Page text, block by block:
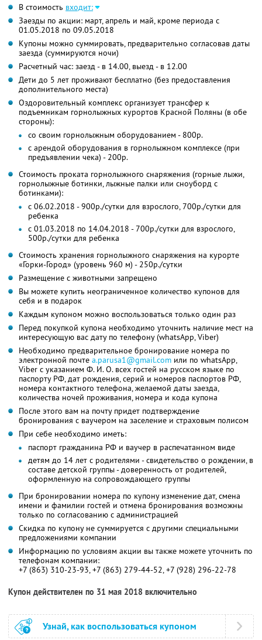
В стоимость входит:
Заезды по акции: март, апрель и май, кроме периода с
01.05.2018 по 09.05.2018
Купоны можно суммировать, предварительно согласовав даты
заезда (суммируются ночи)
Расчетный час: заезд - в 14.00, выезд - в 12.00
Дети до 5 лет проживают бесплатно (без предоставления
дополнительного места)
Оздоровительный комплекс организует трансфер к
подъемникам горнолыжных курортов Красной Поляны (в обе
стороны):
со своим горнолыжным оборудованием - 800р.
с арендой оборудования в горнолыжном комплексе (при
предъявлении чека) - 200р.
Стоимость проката горнолыжного снаряжения (горные лыжи,
горнолыжные ботинки, лыжные палки или сноуборд с
ботинками):
с 06.02.2018 - 900р./сутки для взрослого, 700р./сутки для
ребенка
с 01.03.2018 по 14.04.2018 - 700р./сутки для взрослого,
500р./сутки для ребенка
Стоимость хранения горнолыжного снаряжения на курорте
«Горки-Город» (уровень 960 м) - 250р./сутки
Размещение с животными запрещено
Вы можете купить неограниченное количество купонов для
себя и в подарок
Каждым купоном можно воспользоваться только один раз
Перед покупкой купона необходимо уточнить наличие мест на
интересующую вас дату по телефону (whatsApp, Viber)
Необходимо предварительное бронирование номера по
электронной почте a.parusa1@gmail.com или по whatsApp,
Viber с указанием Ф. И. О. всех гостей на русском языке по
паспорту РФ, дат рождения, серий и номеров паспортов РФ,
номера контактного телефона, желаемой даты заезда,
количества ночей проживания, номера и кода купона
После этого вам на почту придет подтверждение
бронирования с ваучером на заселение и страховым полисом
При себе необходимо иметь:
паспорт гражданина РФ и ваучер в распечатанном виде
детям до 14 лет с родителями - свидетельство о рождении, в
составе детской группы - доверенность от родителей,
оформленную на сопровождающего группы
При бронировании номера по купону изменение дат, смена
имени и фамилии гостей и отмена бронирования возможны
только по согласованию с администрацией
Скидка по купону не суммируется с другими специальными
предложениями компании
Информацию по условиям акции вы также можете уточнить по
телефонам компании:
+7 (863) 310-23-93, +7 (863) 279-44-52, +7 (928) 296-22-78
Купон действителен по 31 мая 2018 включительно
Узнай, как воспользоваться купоном